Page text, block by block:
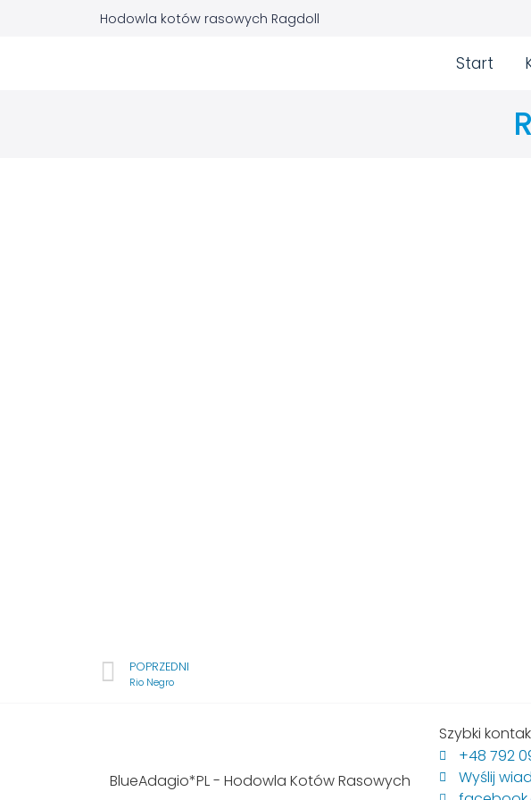
Hodowla kotów rasowych Ragdoll
Start
POPRZEDNI
Rio Negro
BlueAdagio*PL - Hodowla Kotów Rasowych
Szybki
+48 792
Wyślij